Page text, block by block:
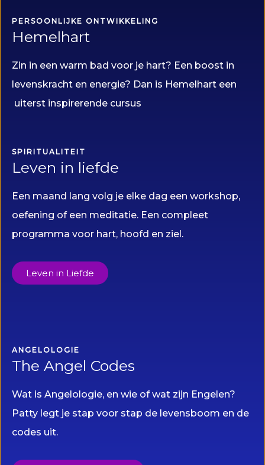
PERSOONLIJKE ONTWIKKELING
Hemelhart
Zin in een warm bad voor je hart? Een boost in
levenskracht en energie? Dan is Hemelhart een
uiterst inspirerende cursus
SPIRITUALITEIT
Leven in liefde
Een maand lang volg je elke dag een workshop,
oefening of een meditatie. Een compleet
programma voor hart, hoofd en ziel.
Leven in Liefde
ANGELOLOGIE
The Angel Codes
Wat is Angelologie, en wie of wat zijn Engelen?
Patty legt je stap voor stap de levensboom en de
codes uit.